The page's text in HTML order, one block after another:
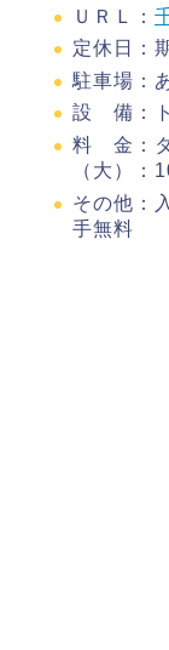
ＵＲＬ：
定休日：
駐車場：
設 備：ト
料 金：
（大）：
その他：
手無料